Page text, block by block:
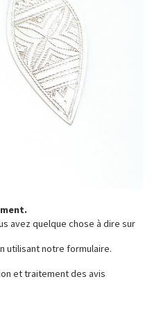
avez quelque chose à dire sur
utilisant notre formulaire.
et traitement des avis